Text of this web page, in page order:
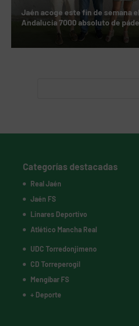
Jaén acoge este fin de semana
Andalucía 7000 absoluto de
Categorías destacadas
Real Jaén
Jaén FS
Linares Deportivo
Atlético Mancha Real
UDC Torredonjimeno
CD Torreperogil
Mengíbar FS
+ Deporte